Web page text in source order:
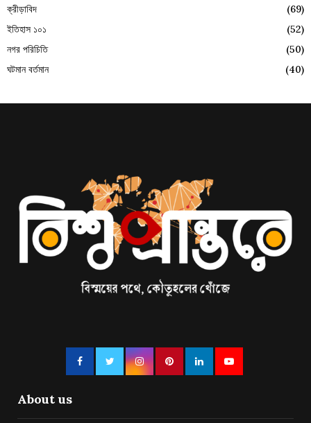
ক্রীড়াবিদ
(69)
ইতিহাস ১০১
(52)
নগর পরিচিতি
(50)
ঘটমান বর্তমান
(40)
About us